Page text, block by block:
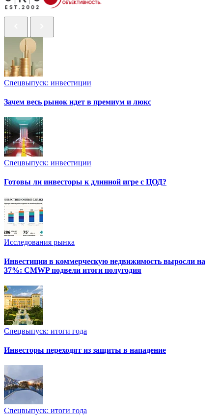
Спецвыпуск: инвестиции
Зачем весь рынок идет в премиум и люкс
Спецвыпуск: инвестиции
Готовы ли инвесторы к длинной игре с ЦОД?
Исследования рынка
Инвестиции в коммерческую недвижимость выросли на
37%: CMWP подвели итоги полугодия
Спецвыпуск: итоги года
Инвесторы переходят из защиты в нападение
Спецвыпуск: итоги года